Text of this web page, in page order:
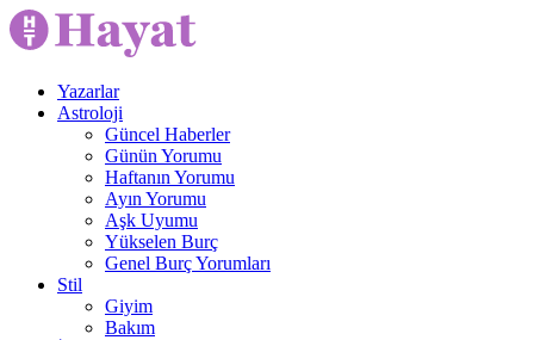
Yazarlar
Astroloji
Güncel Haberler
Günün Yorumu
Haftanın Yorumu
Ayın Yorumu
Aşk Uyumu
Yükselen Burç
Genel Burç Yorumları
Stil
Giyim
Bakım